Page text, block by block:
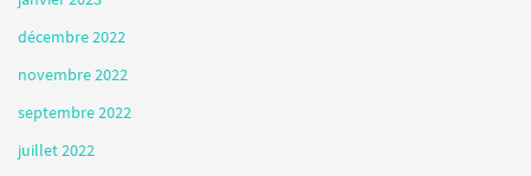
décembre 2022
novembre 2022
septembre 2022
juillet 2022